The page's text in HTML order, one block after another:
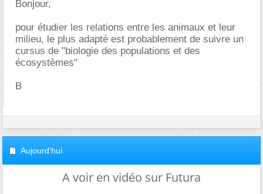
Bonjour,
pour étudier les relations entre les animaux et leur
milieu, le plus adapté est probablement de suivre un
cursus de "biologie des populations et des
écosystèmes"
B
Aujourd'hui
A voir en vidéo sur Futura